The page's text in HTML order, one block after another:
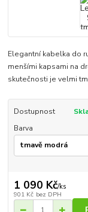
Elegantní kabelka do
menšími kapsami na
skutečnosti je velmi
Dostupnost
Barva
1 090 Kč/ks
901 Kč bez DPH